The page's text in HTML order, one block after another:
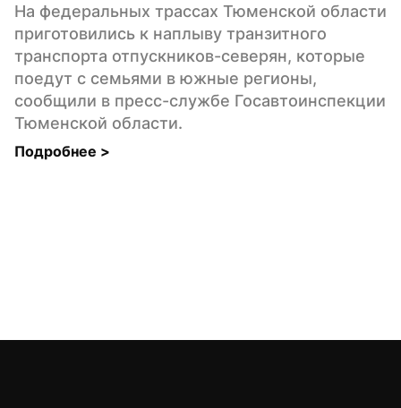
На федеральных трассах Тюменской области
приготовились к наплыву транзитного
транспорта отпускников-северян, которые
поедут с семьями в южные регионы,
сообщили в пресс-службе Госавтоинспекции
Тюменской области.
Подробнее >